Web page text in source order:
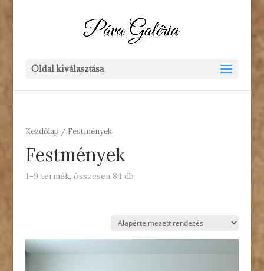
Oldal kiválasztása
Kezdőlap / Festmények
Festmények
1–9 termék, összesen 84 db